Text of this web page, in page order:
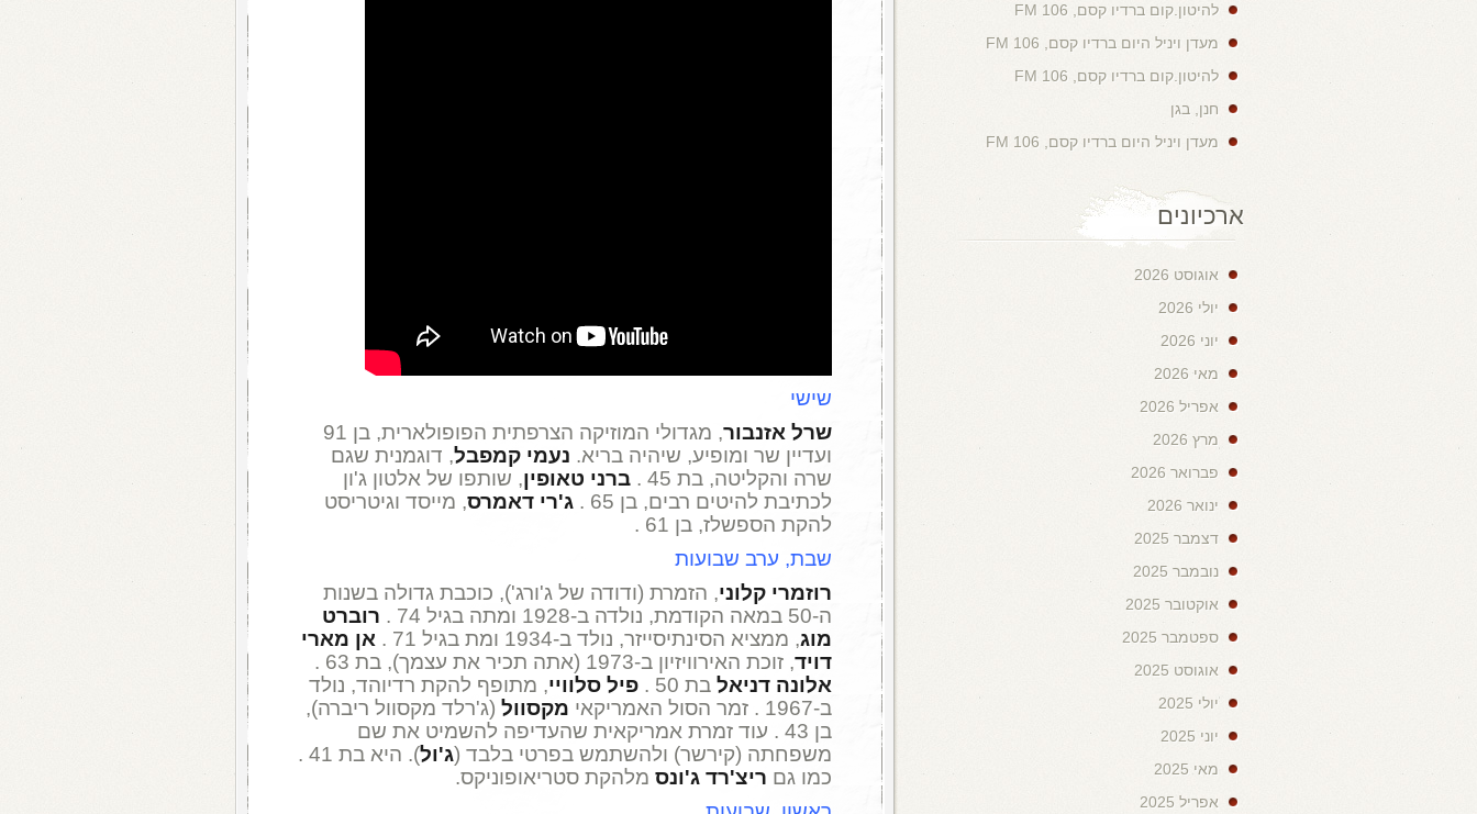
שישי
שרל אזנבור
, מגדולי המוזיקה הצרפתית הפופולארית, בן 91
ועדיין שר ומופיע, שיהיה בריא. נעמי קמפבל, דוגמנית שגם
שרה והקליטה, בת 45 .
ברני טאופין, שותפו של אלטון ג'ון
לכתיבת להיטים רבים, בן 65 .
ג'רי דאמרס, מייסד וגיטריסט
להקת הספשלז, בן 61 .
שבת, ערב שבועות
רוזמרי קלוני, הזמרת (ודודה של ג'ורג'), כוכבת גדולה בשנות
ה-50 במאה הקודמת, נולדה ב-1928 ומתה בגיל 74 .
רוברט
מוג, ממציא הסינתיסייזר, נולד ב-1934 ומת בגיל 71 .
אן מארי
דויד, זוכת האירוויזיון ב-1973 (אתה תכיר את עצמך), בת 63 .
אלונה דניאל בת 50 . פיל סלוויי, מתופף להקת רדיוהד, נולד
ב-1967 . זמר הסול האמריקאי
מקסוול (ג'רלד מקסוול ריברה),
בן 43 . עוד זמרת אמריקאית שהעדיפה להשמיט את שם
משפחתה (קירשר) ולהשתמש בפרטי בלבד (ג'ול
). היא בת 41 .
כמו גם ריצ'רד ג'ונס מלהקת סטריאופוניקס.
להיטון.קום ברדיו קסם, 106 FM
מעדן ויניל היום ברדיו קסם, 106 FM
להיטון.קום ברדיו קסם, 106 FM
חנן, בגן
מעדן ויניל היום ברדיו קסם, 106 FM
ארכיונים
אוגוסט 2026
יולי 2026
יוני 2026
מאי 2026
אפריל 2026
מרץ 2026
פברואר 2026
ינואר 2026
דצמבר 2025
נובמבר 2025
אוקטובר 2025
ספטמבר 2025
אוגוסט 2025
יולי 2025
יוני 2025
מאי 2025
אפריל 2025